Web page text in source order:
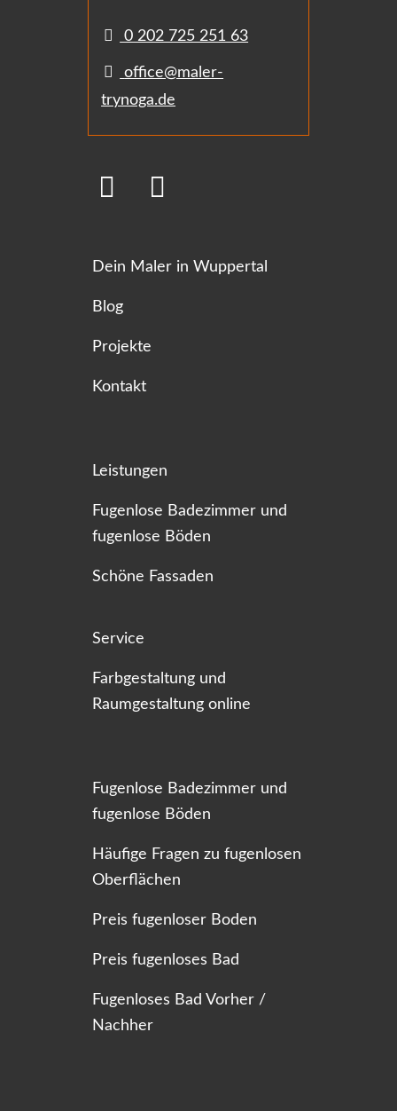
0 202 725 251 63
office@maler-
trynoga.de
Dein Maler in Wuppertal
Blog
Projekte
Kontakt
Leistungen
Fugenlose Badezimmer und
fugenlose Böden
Schöne Fassaden
Service
Farbgestaltung und
Raumgestaltung online
Fugenlose Badezimmer und
fugenlose Böden
Häufige Fragen zu fugenlosen
Oberflächen
Preis fugenloser Boden
Preis fugenloses Bad
Fugenloses Bad Vorher /
Nachher